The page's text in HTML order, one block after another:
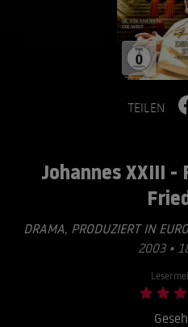
TEILEN
Johannes XXIII
DRAMA, PRODUZIERT IN
2003 •